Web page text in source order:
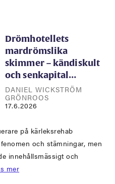
Drömhotellets
mardrömslika
skimmer – kändiskult
och senkapital…
DANIEL WICKSTRÖM
GRÖNROOS
17.6.2026
på kärleksrehab
och stämningar, men
innehållsmässigt och
mer